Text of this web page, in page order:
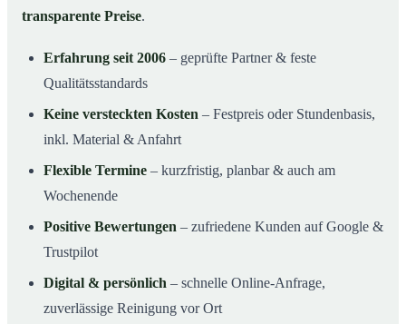
transparente Preise.
Erfahrung seit 2006 – geprüfte Partner & feste
Qualitätsstandards
Keine versteckten Kosten – Festpreis oder Stundenbasis,
inkl. Material & Anfahrt
Flexible Termine – kurzfristig, planbar & auch am
Wochenende
Positive Bewertungen – zufriedene Kunden auf Google &
Trustpilot
Digital & persönlich – schnelle Online-Anfrage,
zuverlässige Reinigung vor Ort